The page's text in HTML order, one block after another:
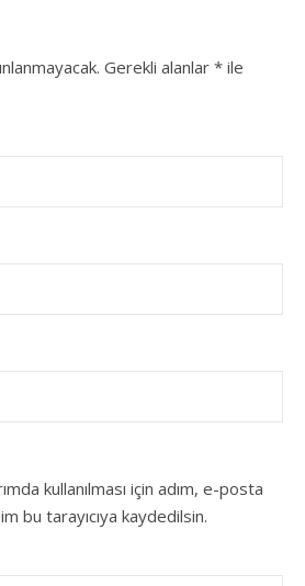
Gerekli alanlar * ile
kullanılması için adım, e-posta
bu tarayıcıya kaydedilsin.